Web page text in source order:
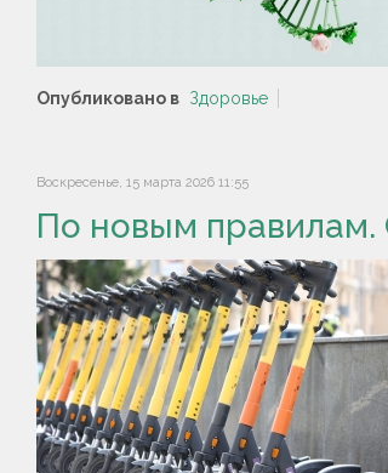
Опубликовано в Здоровье
Воскресенье, 15 марта 2026 11:55
По новым правилам.